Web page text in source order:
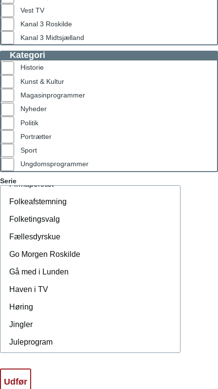
Vest TV
Kanal 3 Roskilde
Kanal 3 Midtsjælland
Kategori
Historie
Kunst & Kultur
Magasinprogrammer
Nyheder
Politik
Portrætter
Sport
Ungdomsprogrammer
Serie